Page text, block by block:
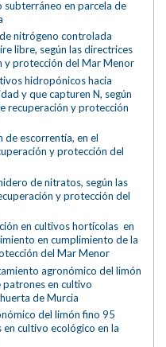
en parcela de
nitrógeno controlada
libre, según las directrices
y protección del Mar Menor
hidropónicos hacia
y que capturen N, según
recuperación y protección
de escorrentía, en el
y protección del
de nitratos, según las
y protección del
en cultivos hortícolas en
en cumplimiento de la
del Mar Menor
agronómico del limón
en cultivo
de Murcia
del limón fino 95
cultivo ecológico en la